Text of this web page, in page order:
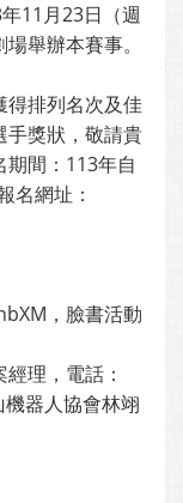
11月23日（週
舉辦本賽事。
得排列名次及佳
手獎狀，敬請貴
間：113年自
名網址：
，臉書活動
理，電話：
機器人協會林翊